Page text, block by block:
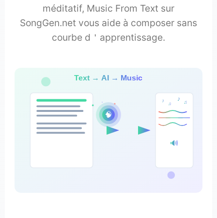
méditatif, Music From Text sur
SongGen.net vous aide à composer sans
courbe d＇apprentissage.
🧠
♪
♫
♪
♫
🔊
Text → AI → Music